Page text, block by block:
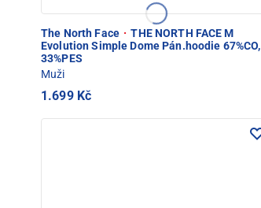
The North Face · THE NORTH FACE M
Evolution Simple Dome Pán.hoodie 67%CO,
33%PES
Muži
1.699 Kč